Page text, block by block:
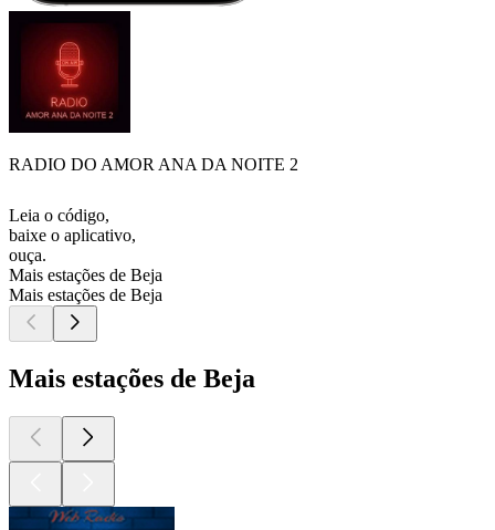
RADIO DO AMOR ANA DA NOITE 2
Leia o código,
baixe o aplicativo,
ouça.
Mais estações de Beja
Mais estações de Beja
Mais estações de Beja